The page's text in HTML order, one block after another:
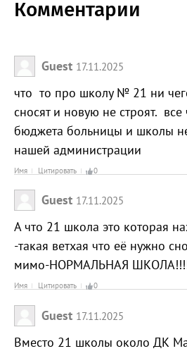
Комментарии
Guest 17.11.2025
что то про школу № 21 ни
сносят и новую не строят. все
бюджета больницы и школы
нашей администрации
Имя Цитировать 0
Guest 17.11.2025
А что 21 школа это которая
-такая ветхая что её нужно
мимо-НОРМАЛЬНАЯ
Имя Цитировать 0
Guest 17.11.2025
Вместо 21 школы около ДК